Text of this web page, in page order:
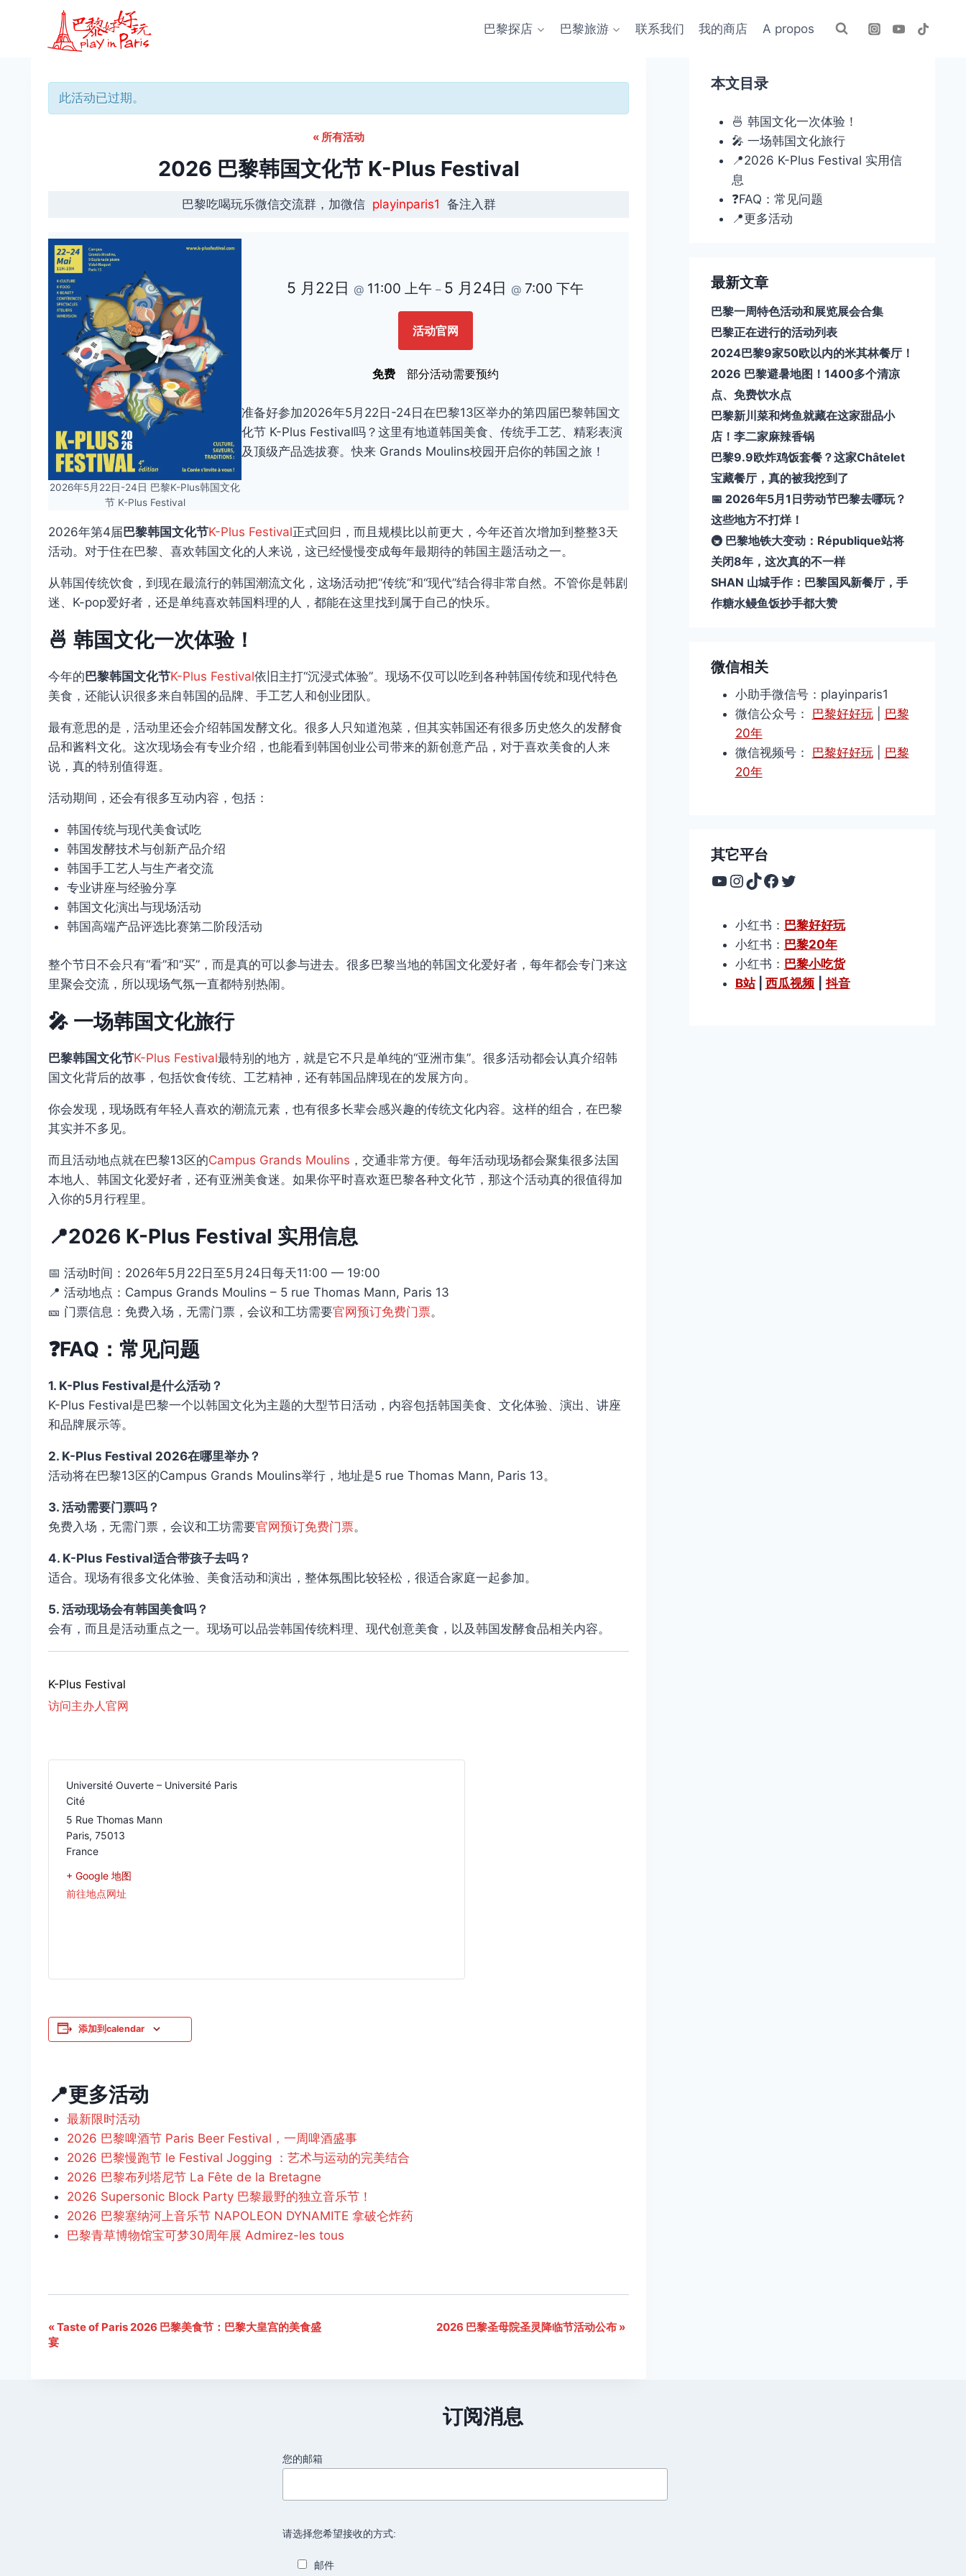
巴黎探店 巴黎旅游 联系我们 我的商店 A propos
此活动已过期。
« 所有活动
2026 巴黎韩国文化节 K-Plus Festival
巴黎吃喝玩乐微信交流群，加微信 playinparis1 备注入群
2026年5月22日-24日 巴黎K-Plus韩国文化
节 K-Plus Festival
5 月22日 @ 11:00 上午– 5 月24日 @ 7:00 下午
活动官网
免费 部分活动需要预约
准备好参加2026年5月22日-24日在巴黎13区举办的第四届巴黎韩国文
化节 K-Plus Festival吗？这里有地道韩国美食、传统手工艺、精彩表演
及顶级产品选拔赛。快来 Grands Moulins校园开启你的韩国之旅！
2026年第4届巴黎韩国文化节K-Plus Festival正式回归，而且规模比以前更大，今年还首次增加到整整3天
活动。对于住在巴黎、喜欢韩国文化的人来说，这已经慢慢变成每年最期待的韩国主题活动之一。
从韩国传统饮食，到现在最流行的韩国潮流文化，这场活动把“传统”和“现代”结合得非常自然。不管你是韩剧
迷、K-pop爱好者，还是单纯喜欢韩国料理的人，都能在这里找到属于自己的快乐。
🍜 韩国文化一次体验！
今年的巴黎韩国文化节K-Plus Festival依旧主打“沉浸式体验”。现场不仅可以吃到各种韩国传统和现代特色
美食，还能认识很多来自韩国的品牌、手工艺人和创业团队。
最有意思的是，活动里还会介绍韩国发酵文化。很多人只知道泡菜，但其实韩国还有很多历史悠久的发酵食
品和酱料文化。这次现场会有专业介绍，也能看到韩国创业公司带来的新创意产品，对于喜欢美食的人来
说，真的特别值得逛。
活动期间，还会有很多互动内容，包括：
韩国传统与现代美食试吃
韩国发酵技术与创新产品介绍
韩国手工艺人与生产者交流
专业讲座与经验分享
韩国文化演出与现场活动
韩国高端产品评选比赛第二阶段活动
整个节日不会只有“看”和“买”，而是真的可以参与进去。很多巴黎当地的韩国文化爱好者，每年都会专门来这
里聚会交流，所以现场气氛一直都特别热闹。
🎤 一场韩国文化旅行
巴黎韩国文化节K-Plus Festival最特别的地方，就是它不只是单纯的“亚洲市集”。很多活动都会认真介绍韩
国文化背后的故事，包括饮食传统、工艺精神，还有韩国品牌现在的发展方向。
你会发现，现场既有年轻人喜欢的潮流元素，也有很多长辈会感兴趣的传统文化内容。这样的组合，在巴黎
其实并不多见。
而且活动地点就在巴黎13区的Campus Grands Moulins ，交通非常方便。每年活动现场都会聚集很多法国
本地人、韩国文化爱好者，还有亚洲美食迷。如果你平时喜欢逛巴黎各种文化节，那这个活动真的很值得加
入你的5月行程里。
📍2026 K-Plus Festival 实用信息
📅 活动时间：2026年5月22日至5月24日每天11:00 — 19:00
📍 活动地点：Campus Grands Moulins – 5 rue Thomas Mann, Paris 13
🎫 门票信息：免费入场，无需门票，会议和工坊需要官网预订免费门票。
❓FAQ：常见问题
1. K-Plus Festival是什么活动？
K-Plus Festival是巴黎一个以韩国文化为主题的大型节日活动，内容包括韩国美食、文化体验、演出、讲座
和品牌展示等。
2. K-Plus Festival 2026在哪里举办？
活动将在巴黎13区的Campus Grands Moulins举行，地址是5 rue Thomas Mann, Paris 13。
3. 活动需要门票吗？
免费入场，无需门票，会议和工坊需要官网预订免费门票。
4. K-Plus Festival适合带孩子去吗？
适合。现场有很多文化体验、美食活动和演出，整体氛围比较轻松，很适合家庭一起参加。
5. 活动现场会有韩国美食吗？
会有，而且是活动重点之一。现场可以品尝韩国传统料理、现代创意美食，以及韩国发酵食品相关内容。
K-Plus Festival
访问主办人官网
Université Ouverte – Université Paris
Cité
5 Rue Thomas Mann
Paris, 75013
France
+ Google 地图
前往地点网址
添加到calendar
📍更多活动
最新限时活动
2026 巴黎啤酒节 Paris Beer Festival，一周啤酒盛事
2026 巴黎慢跑节 le Festival Jogging ：艺术与运动的完美结合
2026 巴黎布列塔尼节 La Fête de la Bretagne
2026 Supersonic Block Party 巴黎最野的独立音乐节！
2026 巴黎塞纳河上音乐节 NAPOLEON DYNAMITE 拿破仑炸药
巴黎青草博物馆宝可梦30周年展 Admirez-les tous
活
导
«Taste of Paris 2026 巴黎美食节：巴黎大皇宫的美食盛
宴
2026 巴黎圣母院圣灵降临节活动公布 »
本文目录
🍜 韩国文化一次体验！
🎤 一场韩国文化旅行
📍2026 K-Plus Festival 实用信
息
❓FAQ：常见问题
📍更多活动
最新文章
巴黎一周特色活动和展览展会合集
巴黎正在进行的活动列表
2024巴黎9家50欧以内的米其林餐厅！
2026 巴黎避暑地图！1400多个清凉
点、免费饮水点
巴黎新川菜和烤鱼就藏在这家甜品小
店！李二家麻辣香锅
巴黎9.9欧炸鸡饭套餐？这家Châtelet
宝藏餐厅，真的被我挖到了
📅 2026年5月1日劳动节巴黎去哪玩？
这些地方不打烊！
🚇 巴黎地铁大变动：République站将
关闭8年，这次真的不一样
SHAN 山城手作：巴黎国风新餐厅，手
作糖水鳗鱼饭抄手都大赞
微信相关
小助手微信号：playinparis1
微信公众号： 巴黎好好玩| 巴黎
20年
微信视频号： 巴黎好好玩| 巴黎
20年
其它平台
YouTube
Instagram
TikTok
Facebook
Twitter
小红书： 巴黎好好玩
小红书： 巴黎20年
小红书： 巴黎小吃货
B站| 西瓜视频 抖音
订阅消息
您的邮箱
请选择您希望接收的方式:
邮件